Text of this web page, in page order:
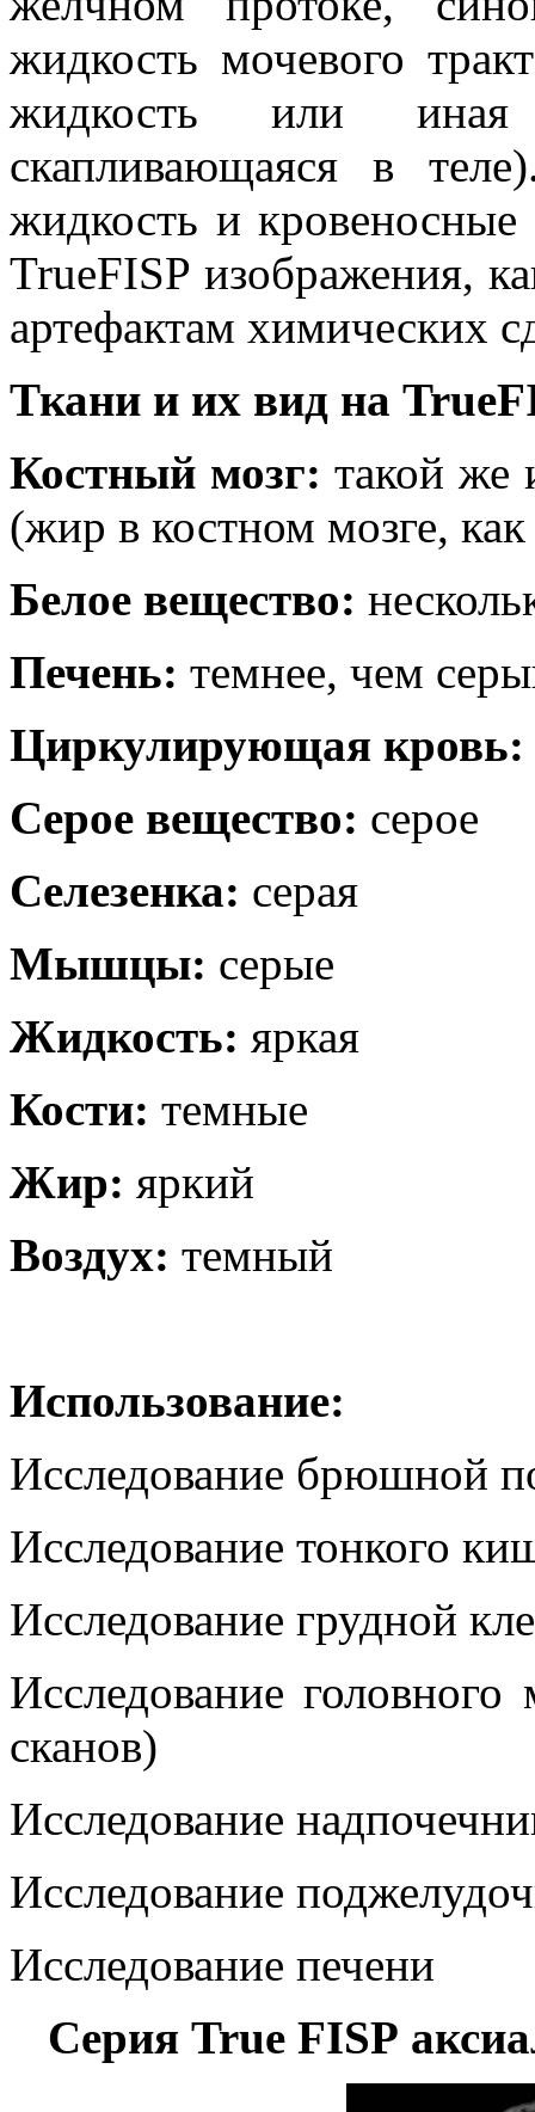
жидкость мочевого
жидкость или иная
скапливающаяся в
жидкость и
TrueFISP изображения,
артефактам химических
Ткани и их вид на
Костный мозг: такой же
(жир в костном мозге,
Белое вещество:
Печень: темнее, чем
Циркулирующая кровь:
Серое вещество: серое
Селезенка: серая
Мышцы: серые
Жидкость: яркая
Кости: темные
Жир: яркий
Воздух: темный
Использование:
Исследование брюшной
Исследование тонкого
Исследование грудной
Исследование
сканов)
Исследование
Исследование
Исследование печени
Серия True FISP